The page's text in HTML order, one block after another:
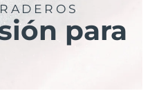
para